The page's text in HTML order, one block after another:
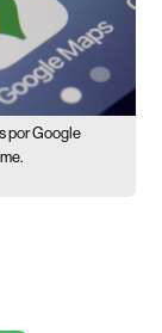
por Google